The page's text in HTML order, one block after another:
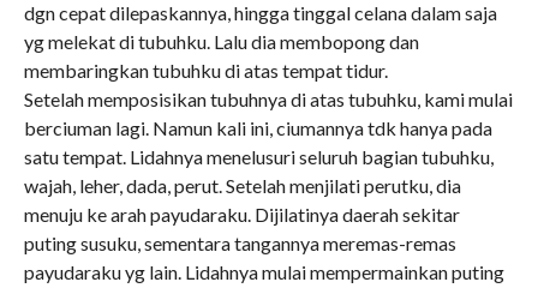
dgn cepat dilepaskannya, hingga tinggal celana dalam saja
yg melekat di tubuhku. Lalu dia membopong dan
membaringkan tubuhku di atas tempat tidur.
Setelah memposisikan tubuhnya di atas tubuhku, kami mulai
berciuman lagi. Namun kali ini, ciumannya tdk hanya pada
satu tempat. Lidahnya menelusuri seluruh bagian tubuhku,
wajah, leher, dada, perut. Setelah menjilati perutku, dia
menuju ke arah payudaraku. Dijilatinya daerah sekitar
puting susuku, sementara tangannya meremas-remas
payudaraku yg lain. Lidahnya mulai mempermainkan puting